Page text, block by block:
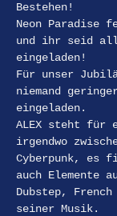
Bestehen!
Neon Paradise
und ihr seid
eingeladen!
Für unser
niemand
eingeladen.
ALEX steht für
irgendwo
Cyberpunk, es
auch Elemente
Dubstep,
seiner Musik.